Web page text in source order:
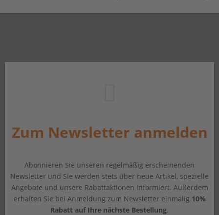
Zum Newsletter anmelden
Abonnieren Sie unseren regelmäßig erscheinenden
Newsletter und Sie werden stets über neue Artikel, spezielle
Angebote und unsere Rabattaktionen informiert. Außerdem
erhalten Sie bei Anmeldung zum Newsletter einmalig 10%
Rabatt auf Ihre nächste Bestellung.